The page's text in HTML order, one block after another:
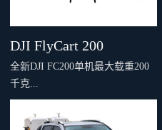
DJI FlyCart 200
全新DJI FC200单机最大载重200
千克...